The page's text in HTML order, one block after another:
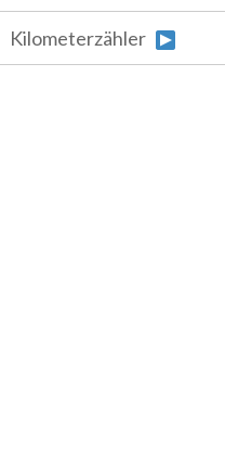
Kilometerzähler